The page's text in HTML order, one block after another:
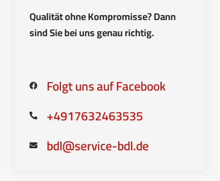
Qualität ohne Kompromisse? Dann
sind Sie bei uns genau richtig.
Folgt uns auf Facebook
+4917632463535
bdl@service-bdl.de